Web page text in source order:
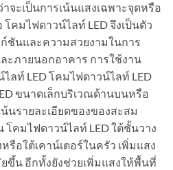
จะเป็นการเน้นแสงเฉพาะจุดหรือ
คมไฟดาวน์ไลท์ LED จึงเป็นตัว
ชันและความสวยงามในการ
ะภายนอกอาคาร การใช้งาน
ลท์ LED โคมไฟดาวน์ไลท์ LED
ขนาดเล็กบริเวณด้านบนหรือ
นรายละเอียดของของสะสม
คมไฟดาวน์ไลท์ LED ใต้ชั้นวาง
รือใต้เคาน์เตอร์ในครัว เพิ่มแสง
ขึ้น อีกทั้งยังช่วยเพิ่มแสงให้พื้นที่